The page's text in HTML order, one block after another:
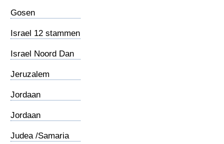
Gosen
Israel 12 stammen
Israel Noord Dan
Jeruzalem
Jordaan
Jordaan
Judea /Samaria